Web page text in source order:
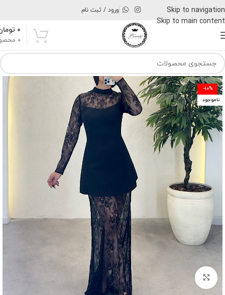
Skip to navigation
Skip to main content
ورود / ثبت نام
0
۰
-10%
ناموجود
بزرگنمایی تصویر